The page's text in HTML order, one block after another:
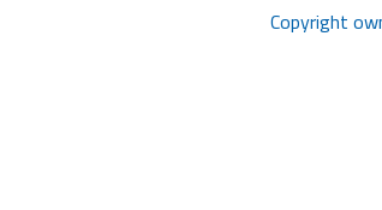
Copyright